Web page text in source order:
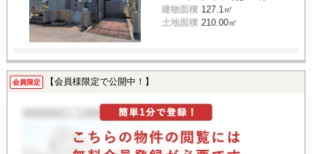
建物面積 127.1㎡
土地面積 210.00㎡
会員限定 【会員様限定で公開中！】